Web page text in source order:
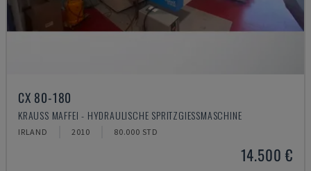
CX 80-180
KRAUSS MAFFEI - HYDRAULISCHE SPRITZGIESSMASCHINE
IRLAND 2010 80.000 STD
14.500 €